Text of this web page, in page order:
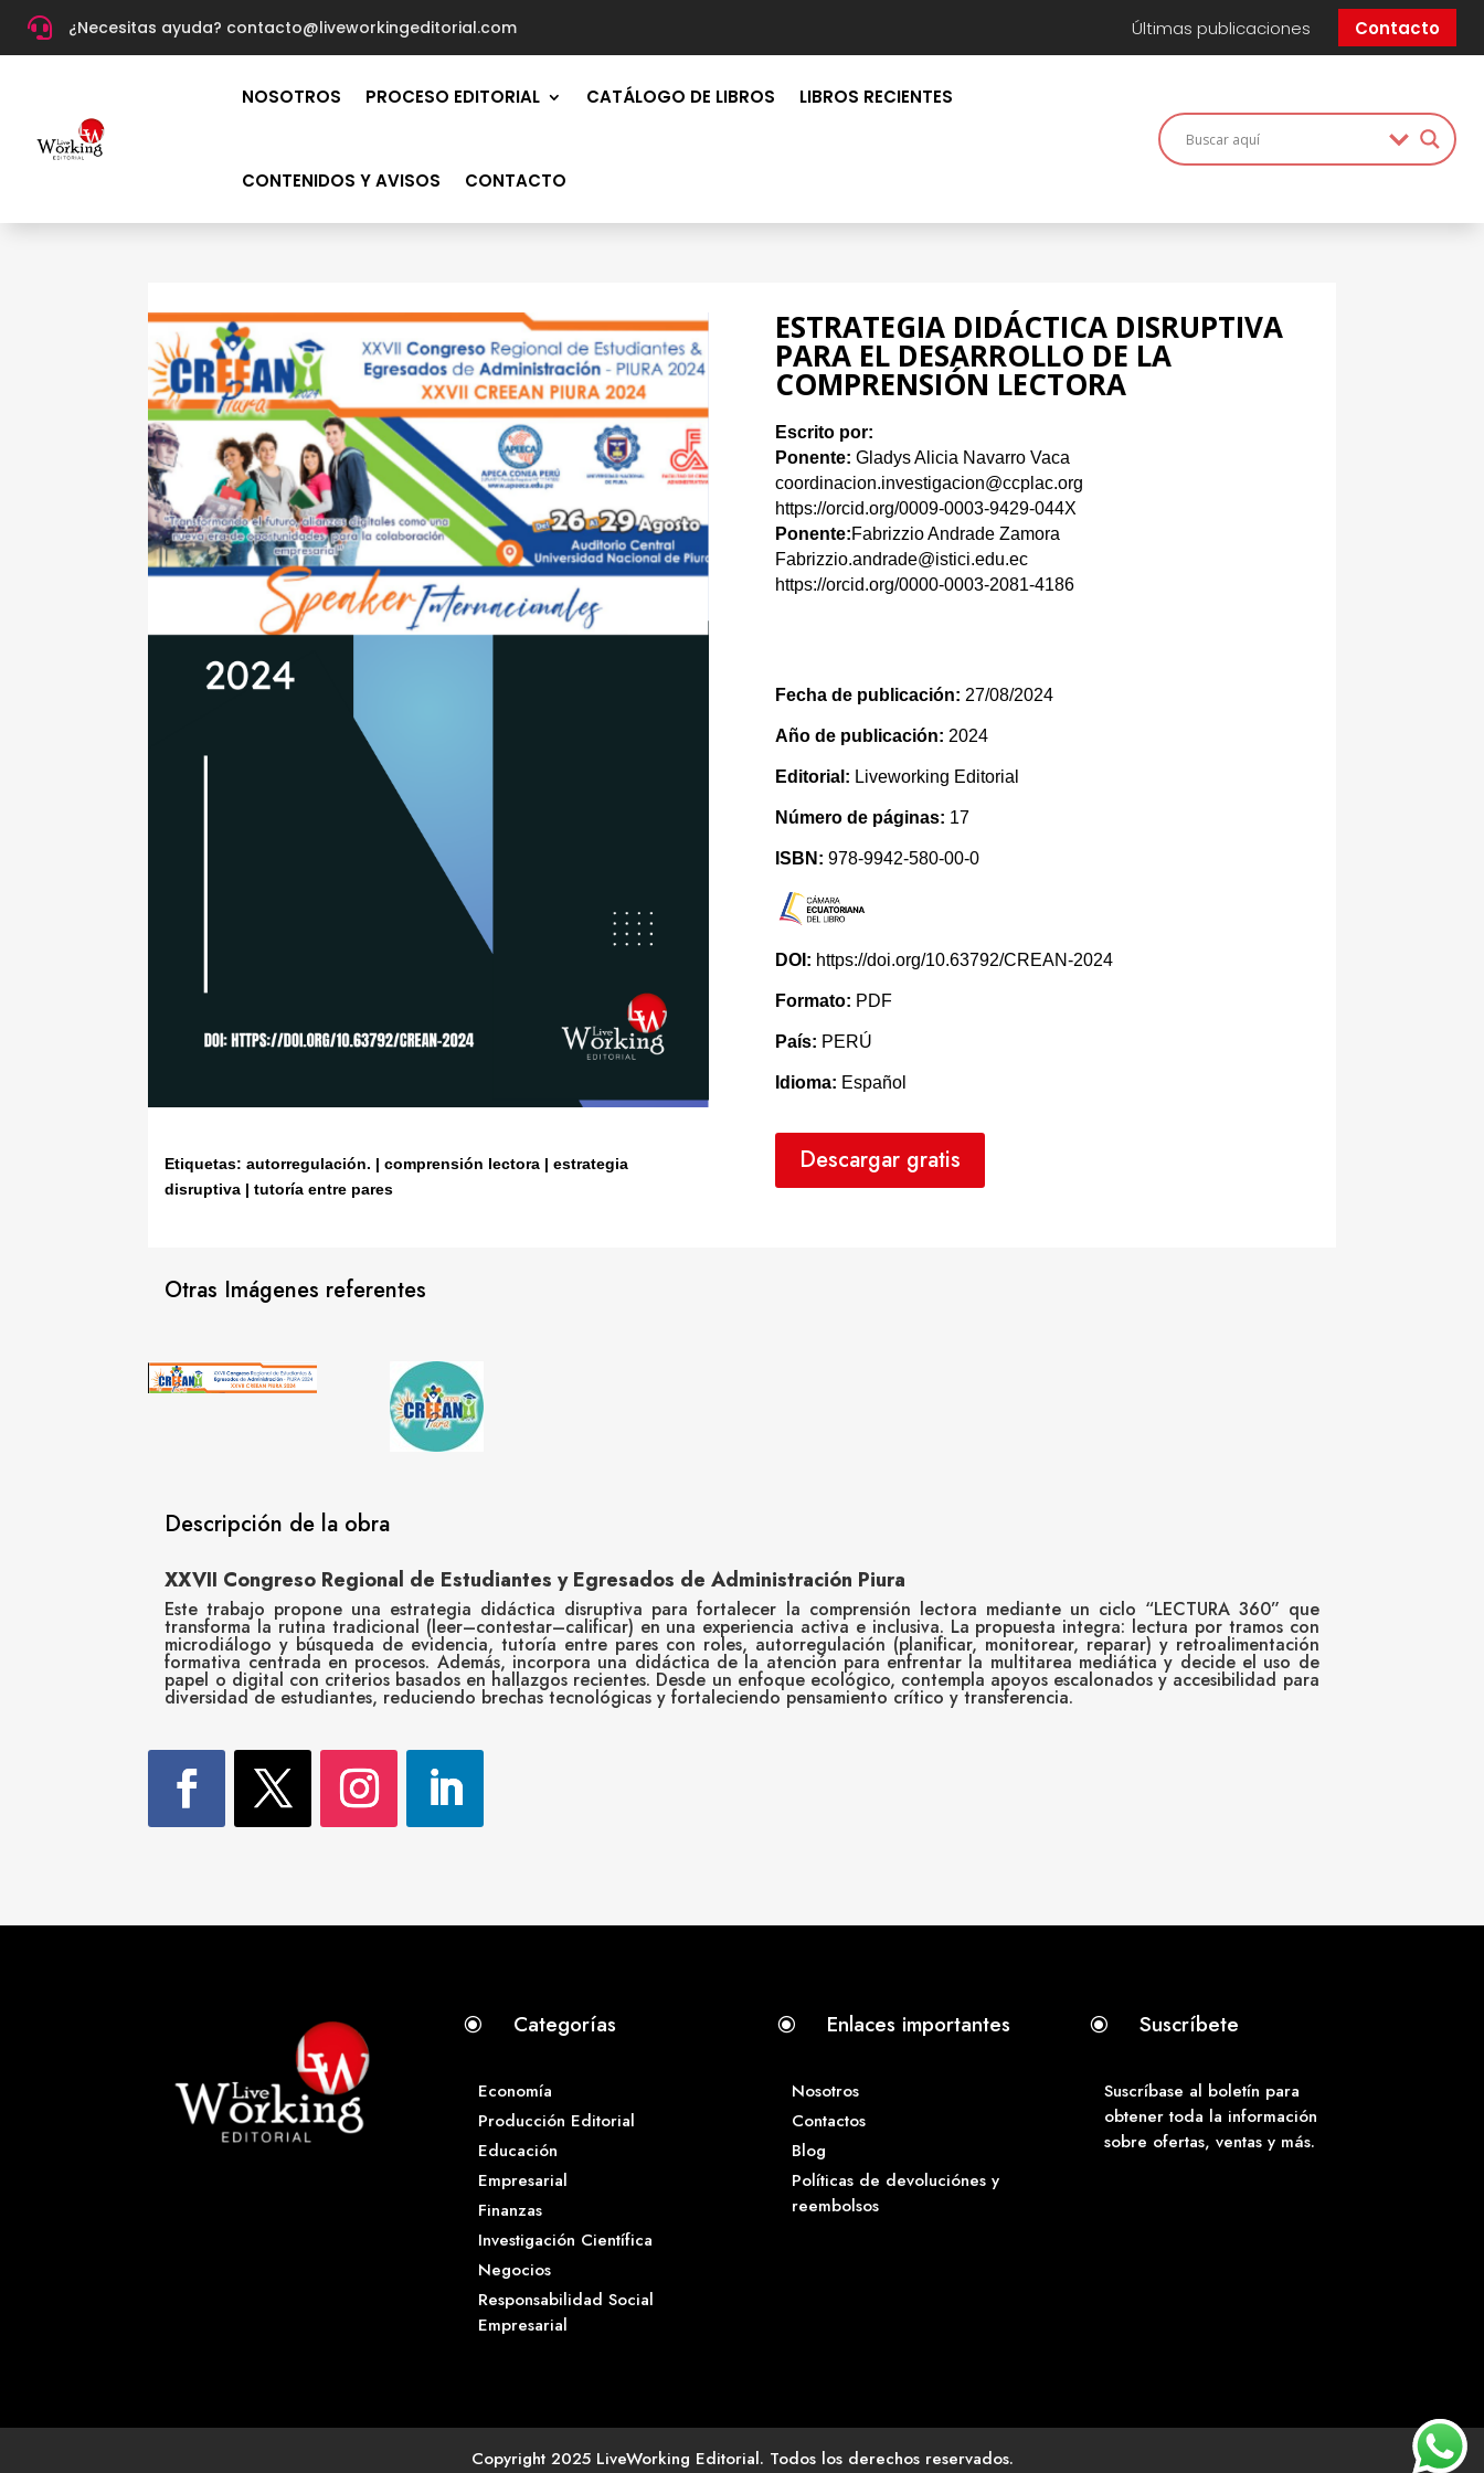
 ¿Necesitas ayuda? contacto@liveworkingeditorial.com Últimas publicaciones Contacto
NOSOTROS PROCESO EDITORIAL CATÁLOGO DE LIBROS LIBROS RECIENTES
CONTENIDOS Y AVISOS CONTACTO
Etiquetas: autorregulación. | comprensión lectora | estrategia
disruptiva | tutoría entre pares
ESTRATEGIA DIDÁCTICA DISRUPTIVA
PARA EL DESARROLLO DE LA
COMPRENSIÓN LECTORA
Escrito por:
Ponente: Gladys Alicia Navarro Vaca
coordinacion.investigacion@ccplac.org
https://orcid.org/0009-0003-9429-044X
Ponente:Fabrizzio Andrade Zamora
Fabrizzio.andrade@istici.edu.ec
https://orcid.org/0000-0003-2081-4186
Fecha de publicación: 27/08/2024
Año de publicación: 2024
Editorial: Liveworking Editorial
Número de páginas: 17
ISBN: 978-9942-580-00-0
DOI: https://doi.org/10.63792/CREAN-2024
Formato: PDF
País: PERÚ
Idioma: Español
Descargar gratis
Otras Imágenes referentes
Descripción de la obra
XXVII Congreso Regional de Estudiantes y Egresados de Administración Piura
Este trabajo propone una estrategia didáctica disruptiva para fortalecer la comprensión lectora mediante un ciclo “LECTURA 360” que
transforma la rutina tradicional (leer–contestar–calificar) en una experiencia activa e inclusiva. La propuesta integra: lectura por tramos con
microdiálogo y búsqueda de evidencia, tutoría entre pares con roles, autorregulación (planificar, monitorear, reparar) y retroalimentación
formativa centrada en procesos. Además, incorpora una didáctica de la atención para enfrentar la multitarea mediática y decide el uso de
papel o digital con criterios basados en hallazgos recientes. Desde un enfoque ecológico, contempla apoyos escalonados y accesibilidad para
diversidad de estudiantes, reduciendo brechas tecnológicas y fortaleciendo pensamiento crítico y transferencia.
\ Categorías
Economía
Producción Editorial
Educación
Empresarial
Finanzas
Investigación Científica
Negocios
Responsabilidad Social
Empresarial
\ Enlaces importantes
Nosotros
Contactos
Blog
Políticas de devoluciónes y
reembolsos
\ Suscríbete
Suscríbase al boletín para
obtener toda la información
sobre ofertas, ventas y más.
Copyright 2025 LiveWorking Editorial. Todos los derechos reservados.